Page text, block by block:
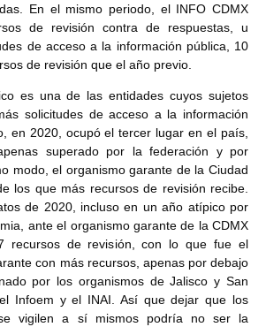
En el mismo periodo, el INFO CDMX
de revisión contra de respuestas, u
de acceso a la información pública, 10
de revisión que el año previo.
es una de las entidades cuyos sujetos
solicitudes de acceso a la información
en 2020, ocupó el tercer lugar en el país,
superado por la federación y por
modo, el organismo garante de la Ciudad
los que más recursos de revisión recibe.
de 2020, incluso en un año atípico por
ante el organismo garante de la CDMX
recursos de revisión, con lo que fue el
con más recursos, apenas por debajo
por los organismos de Jalisco y San
Infoem y el INAI. Así que dejar que los
vigilen a sí mismos podría no ser la